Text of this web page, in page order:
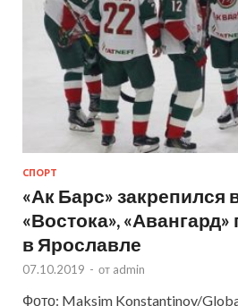
СПОРТ
«Ак Барс» закрепился
«Востока»,
в Ярославле
07.10.2019 - от admin
Фото: Maksim Konstantinov/